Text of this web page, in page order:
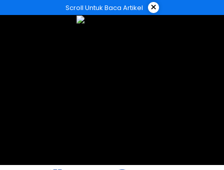
ke
Scroll Untuk Baca Artikel ×